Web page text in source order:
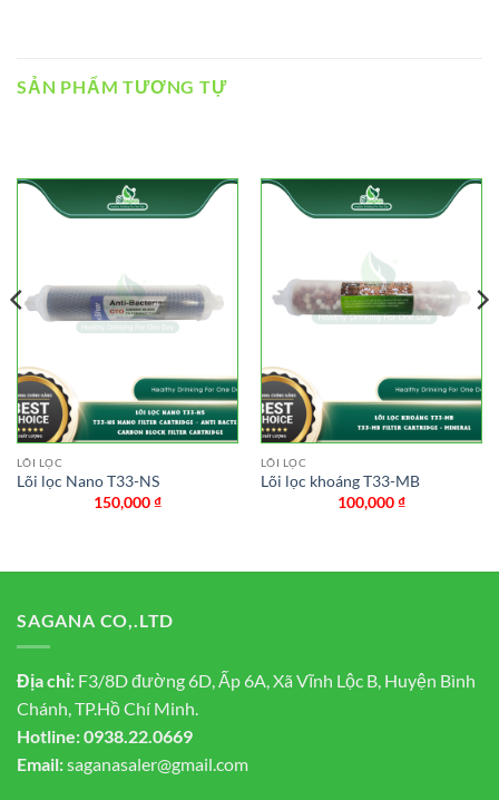
SẢN PHẨM TƯƠNG TỰ
LÕI LỌC
Lõi lọc Nano T33-NS
150,000₫
LÕI LỌC
Lõi lọc khoáng T33-MB
100,000₫
SAGANA CO,.LTD
Địa chỉ: F3/8D đường 6D, Ấp 6A, Xã Vĩnh Lộc B, Huyện Bình
Chánh, TP.Hồ Chí Minh.
Hotline:0938.22.0669
Email:saganasaler@gmail.com